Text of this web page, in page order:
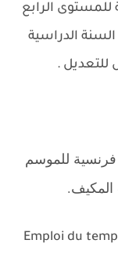
الرابع
الدراسية
.
للموسم
Emploi du